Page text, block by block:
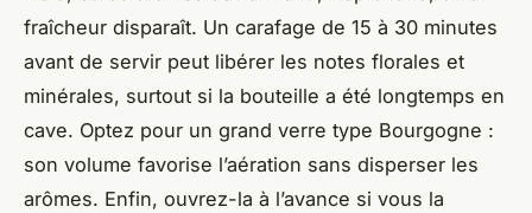
fraîcheur disparaît. Un carafage de 15 à 30 minutes
avant de servir peut libérer les notes florales et
minérales, surtout si la bouteille a été longtemps en
cave. Optez pour un grand verre type Bourgogne :
son volume favorise l’aération sans disperser les
arômes. Enfin, ouvrez-la à l’avance si vous la